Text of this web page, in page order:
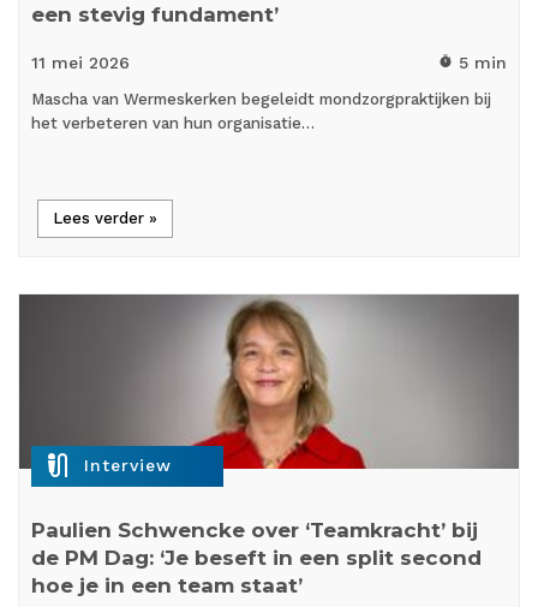
een stevig fundament’
11 mei 2026 timer 5 min
Mascha van Wermeskerken begeleidt mondzorgpraktijken bij
het verbeteren van hun organisatie…
Lees verder »
mic_external_on Interview
Paulien Schwencke over ‘Teamkracht’ bij
de PM Dag: ‘Je beseft in een split second
hoe je in een team staat’